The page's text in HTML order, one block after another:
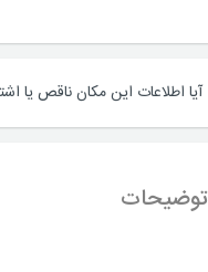
آیا اطلاعات این مکان ناقص یا
توضیحات